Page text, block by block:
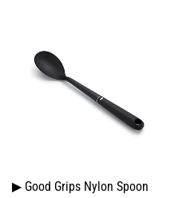
▶ Good Grips Nylon Spoon